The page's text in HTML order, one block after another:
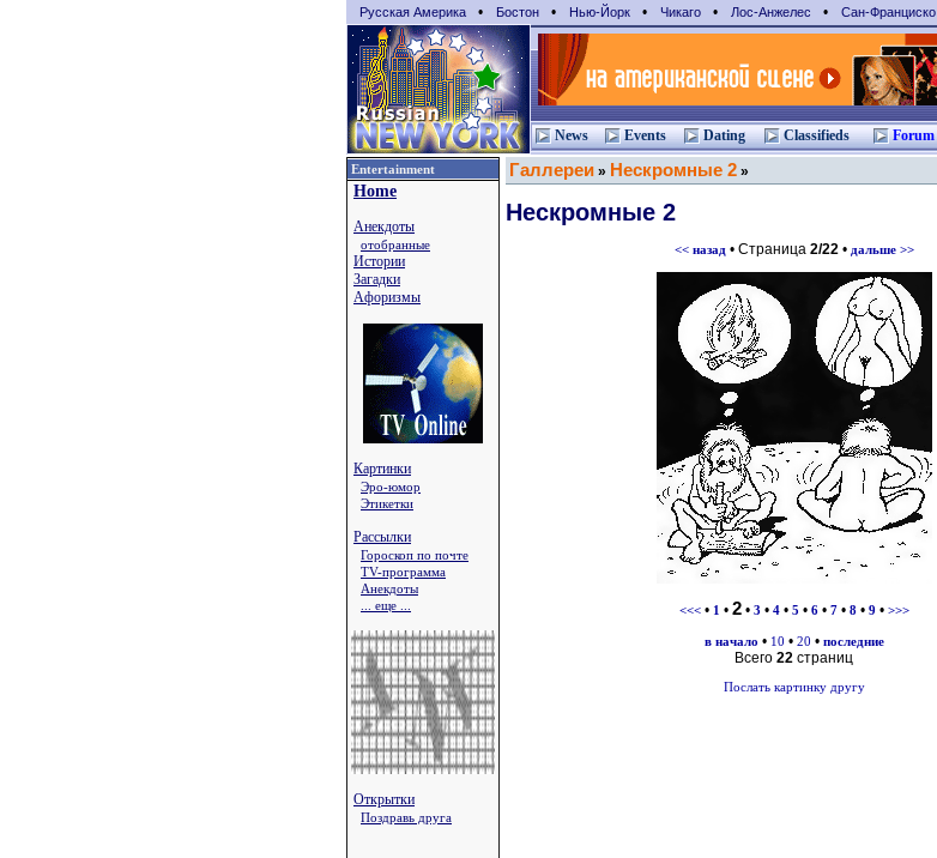
Русская Америка • Бостон • Нью-Йорк • Чикаго • Лос-Анжелес • Сан-Франциcко
News Events Dating Classifieds Forum
Entertainment
Home
Анекдоты
отобранные
Истории
Загадки
Афоризмы
Картинки
Эро-юмор
Этикетки
Рассылки
Гороскоп по почте
TV-программа
Анекдоты
... еще ...
Открытки
Поздравь друга
Галлереи » Нескромные 2 »
Нескромные 2
<< назад• Страница 2/22• дальше >>
<<<• 1 • 2• 3 • 4• 5 • 6• 7• 8• 9 • >>>
в начало • 10 • 20 • последние
Всего 22 страниц
Послать картинку другу